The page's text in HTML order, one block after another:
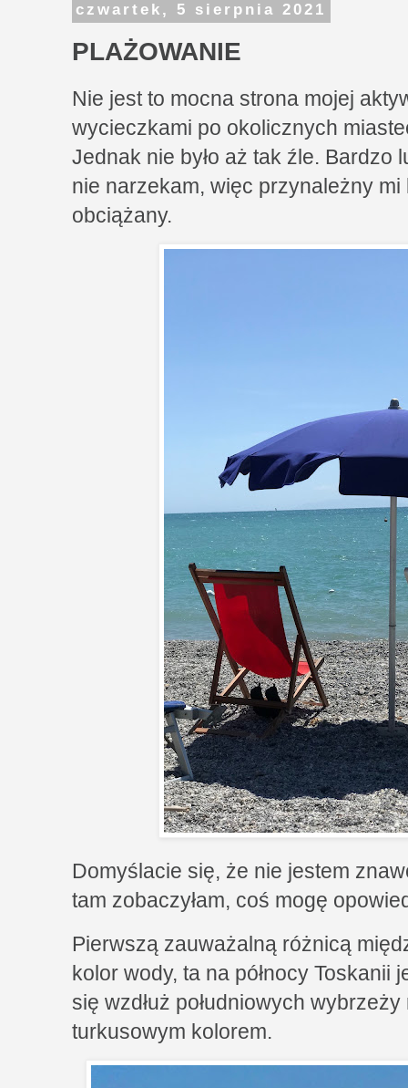
czwartek, 5 sierpnia 2021
PLAŻOWANIE
Nie jest to mocna strona mojej
wycieczkami po okolicznych
Jednak nie było aż tak źle. Bardzo
nie narzekam, więc przynależny
obciążany.
Domyślacie się, że nie jestem
tam zobaczyłam, coś mogę
Pierwszą zauważalną różnicą
kolor wody, ta na północy Toskanii
się wzdłuż południowych
turkusowym kolorem.